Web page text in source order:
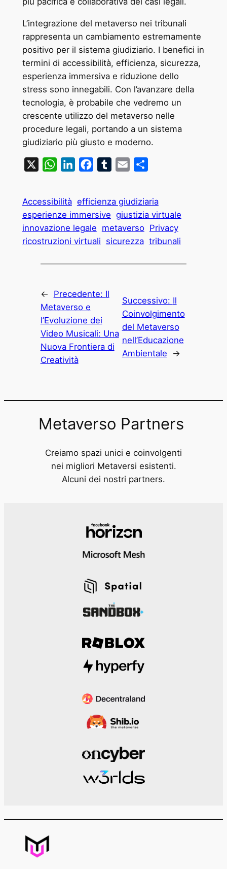
L’integrazione del metaverso nei tribunali
rappresenta un cambiamento estremamente
positivo per il sistema giudiziario. I benefici in
termini di accessibilità, efficienza, sicurezza,
esperienza immersiva e riduzione dello
stress sono innegabili. Con l’avanzare della
tecnologia, è probabile che vedremo un
crescente utilizzo del metaverso nelle
procedure legali, portando a un sistema
giudiziario più giusto e moderno.
WhatsAppLinkedInFacebookTumblrEmail
Accessibilità efficienza giudiziaria
esperienze immersive giustizia virtuale
innovazione legale metaverso Privacy
ricostruzioni virtuali sicurezza tribunali
← Precedente: Il
Metaverso e
l’Evoluzione dei
Video Musicali: Una
Nuova Frontiera di
Creatività
Successivo: Il
Coinvolgimento
del Metaverso
nell’Educazione
Ambientale
→
Metaverso Partners
Creiamo spazi unici e coinvolgenti
nei migliori Metaversi esistenti.
Alcuni dei nostri partners.